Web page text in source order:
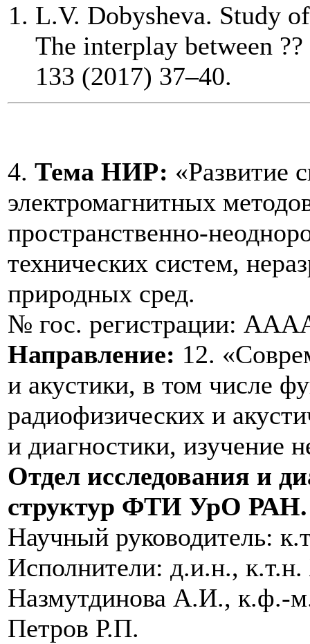
L.V. Dobysheva. Study
The interplay between
133 (2017) 37–40.
4. Тема НИР: «Развитие
электромагнитных
пространственно-
технических систем,
природных сред.
№ гос. регистрации:
Направление: 12.
и акустики, в том числе
радиофизических и
и диагностики, изучение
Отдел исследования и
структур ФТИ УрО РАН.
Научный руководитель:
Исполнители: д.и.н.,
Назмутдинова А.И., к.ф.-
Петров Р.П.